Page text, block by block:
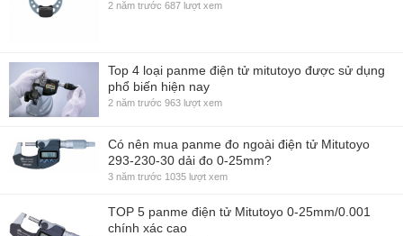
2 năm trước 687 lượt xem
Top 4 loại panme điện tử mitutoyo được sử dụng
phổ biến hiện nay
2 năm trước 963 lượt xem
Có nên mua panme đo ngoài điện tử Mitutoyo
293-230-30 dải đo 0-25mm?
3 năm trước 1035 lượt xem
TOP 5 panme điện tử Mitutoyo 0-25mm/0.001
chính xác cao